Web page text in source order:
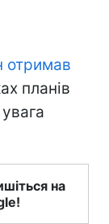
отримав
планів
на